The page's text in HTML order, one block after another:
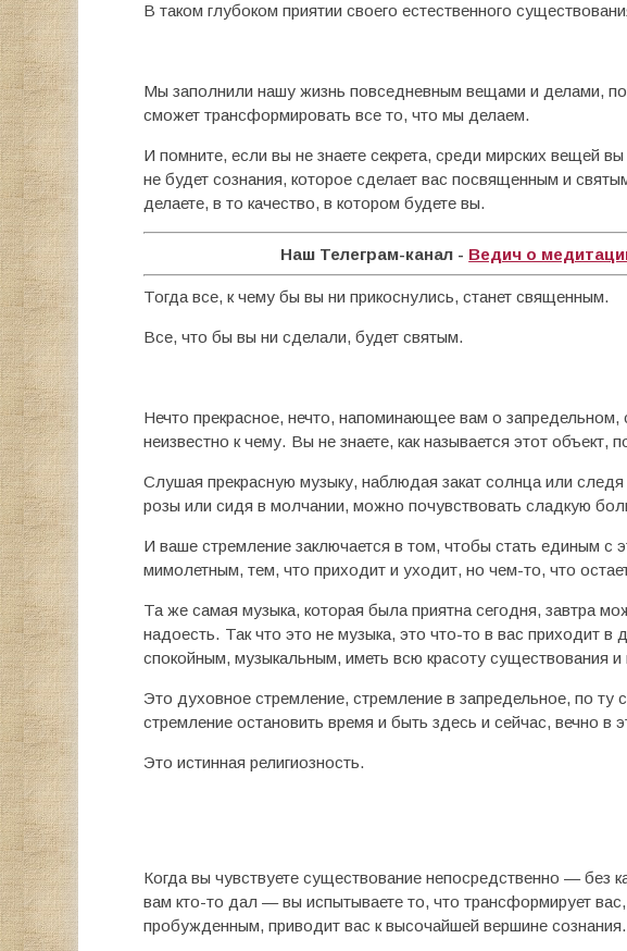
В таком глубоком приятии своего естественного
Мы заполнили нашу жизнь повседневным вещами и делами,
сможет трансформировать все то, что мы делаем.
И помните, если вы не знаете секрета, среди мирских вещей
не будет сознания, которое сделает вас посвященным и
делаете, в то качество, в котором будете вы.
Наш Телеграм-канал - Ведич о
Тогда все, к чему бы вы ни прикоснулись, станет священным.
Все, что бы вы ни сделали, будет святым.
Нечто прекрасное, нечто, напоминающее вам о запредельном,
неизвестно к чему. Вы не знаете, как называется этот объект,
Слушая прекрасную музыку, наблюдая закат солнца или следя
розы или сидя в молчании, можно почувствовать сладкую
И ваше стремление заключается в том, чтобы стать единым с
мимолетным, тем, что приходит и уходит, но чем-то, что
Та же самая музыка, которая была приятна сегодня, завтра
надоесть. Так что это не музыка, это что-то в вас приходит
спокойным, музыкальным, иметь всю красоту существования и
Это духовное стремление, стремление в запредельное, по ту
стремление остановить время и быть здесь и сейчас, вечно в
Это истинная религиозность.
Когда вы чувствуете существование непосредственно — без
вам кто-то дал — вы испытываете то, что трансформирует
пробужденным, приводит вас к высочайшей вершине сознания.